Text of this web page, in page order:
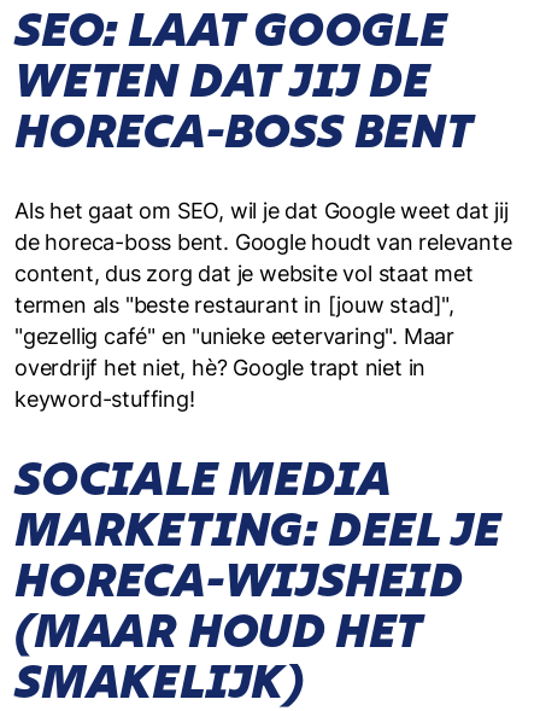
SEO: LAAT GOOGLE
WETEN DAT JIJ DE
HORECA-BOSS BENT
Als het gaat om SEO, wil je dat Google weet dat jij
de horeca-boss bent. Google houdt van relevante
content, dus zorg dat je website vol staat met
termen als "beste restaurant in [jouw stad]",
"gezellig café" en "unieke eetervaring". Maar
overdrijf het niet, hè? Google trapt niet in
keyword-stuffing!
SOCIALE MEDIA
MARKETING: DEEL JE
HORECA-WIJSHEID
(MAAR HOUD HET
SMAKELIJK)